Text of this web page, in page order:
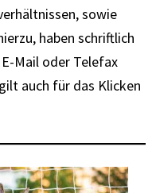
sowie
haben schriftlich
Mail oder Telefax
auch für das Klicken